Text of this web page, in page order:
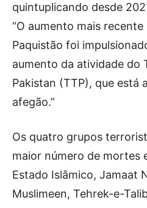
quintuplicando desde
“O aumento mais
Paquistão foi
aumento da atividade do
Pakistan (TTP), que está
afegão.”
Os quatro grupos
maior número de mortes
Estado Islâmico, Jamaat
Muslimeen, Tehrek-e-